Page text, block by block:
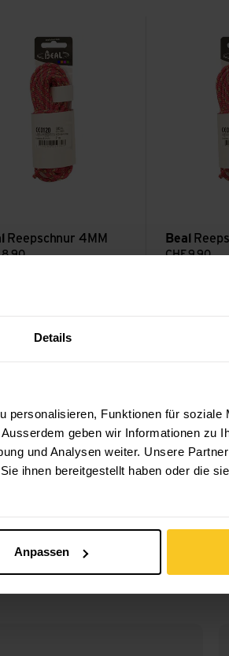
Details
personalisieren, Funktionen für soziale
geben wir Informationen zu
und Analysen weiter. Unsere
ihnen bereitgestellt haben oder die
Anpassen
Reepschnur 4MM
8.90
Beal
CHF9.90
2MM ansehen Reepschnur